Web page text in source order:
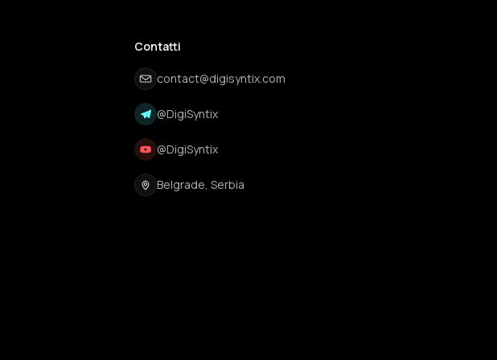
Contatti
contact@digisyntix.com
@DigiSyntix
@DigiSyntix
Belgrade, Serbia